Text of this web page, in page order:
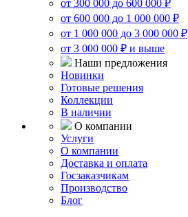
от 300 000 до 600 000 ₽
от 600 000 до 1 000 000 ₽
от 1 000 000 до 3 000 000 ₽
от 3 000 000 ₽ и выше
Наши предложения
Новинки
Готовые решения
Коллекции
В наличии
О компании
Услуги
О компании
Доставка и оплата
Госзаказчикам
Производство
Блог